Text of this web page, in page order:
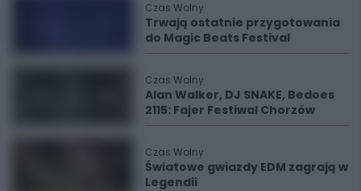
Czas Wolny
Trwają ostatnie przygotowania
do Magic Beats Festival
Czas Wolny
Alan Walker, DJ SNAKE, Bedoes
2115: Fajer Festiwal Chorzów
Czas Wolny
Światowe gwiazdy EDM zagrają w
Legendii